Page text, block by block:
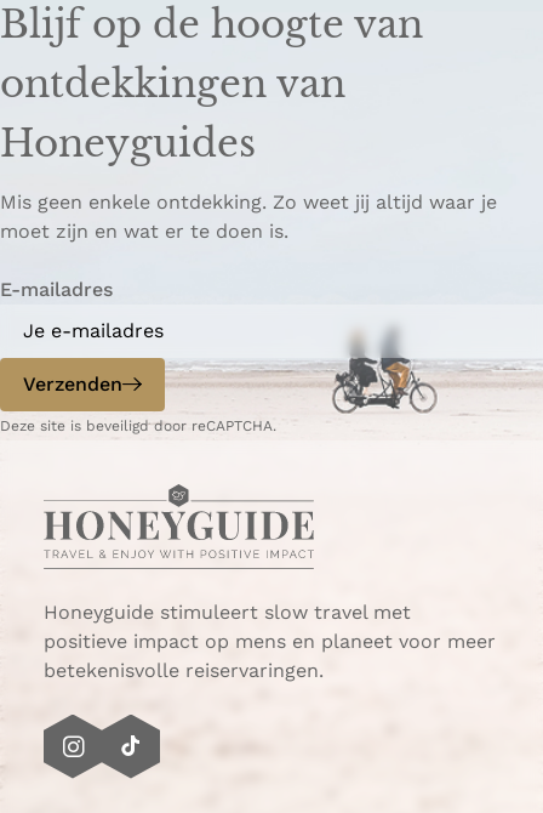
Blijf op de hoogte van
ontdekkingen van
Honeyguides
Mis geen enkele ontdekking. Zo weet jij altijd waar je
moet zijn en wat er te doen is.
E-mailadres
Verzenden
Deze site is beveiligd door reCAPTCHA.
Honeyguide stimuleert slow travel met
positieve impact op mens en planeet voor meer
betekenisvolle reiservaringen.
I
T